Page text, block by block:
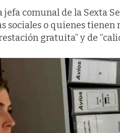
jefa comunal de la Sexta
sociales o quienes tienen
gratuita” y de